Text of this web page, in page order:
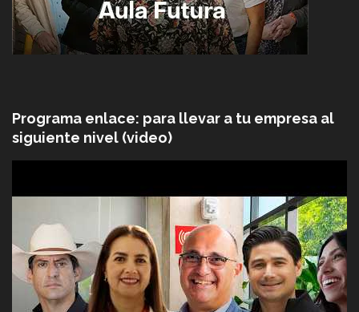
Programa enlace: para llevar a tu empresa al
siguiente nivel (video)